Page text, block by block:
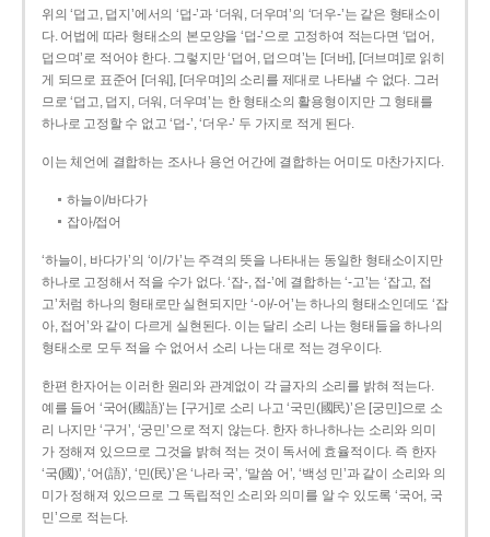
위의 ‘덥고, 덥지’에서의 ‘덥-­’과 ‘더워, 더우며’의 ‘더우-­’는 같은 형태소이
다. 어법에 따라 형태소의 본모양을 ‘덥-­’으로 고정하여 적는다면 ‘덥어,
덥으며’로 적어야 한다. 그렇지만 ‘덥어, 덥으며’는 [더버], [더브며]로 읽히
게 되므로 표준어 [더워], [더우며]의 소리를 제대로 나타낼 수 없다. 그러
므로 ‘덥고, 덥지, 더워, 더우며’는 한 형태소의 활용형이지만 그 형태를
하나로 고정할 수 없고 ‘덥-’, ‘더우-’ 두 가지로 적게 된다.
이는 체언에 결합하는 조사나 용언 어간에 결합하는 어미도 마찬가지다.
하늘이/바다가
잡아/접어
‘하늘이, 바다가’의 ‘이/가’는 주격의 뜻을 나타내는 동일한 형태소이지만
하나로 고정해서 적을 수가 없다. ‘잡-, 접-’에 결합하는 ‘-고’는 ‘잡고, 접
고’처럼 하나의 형태로만 실현되지만 ‘-아/-어’는 하나의 형태소인데도 ‘잡
아, 접어’와 같이 다르게 실현된다. 이는 달리 소리 나는 형태들을 하나의
형태소로 모두 적을 수 없어서 소리 나는 대로 적는 경우이다.
한편 한자어는 이러한 원리와 관계없이 각 글자의 소리를 밝혀 적는다.
예를 들어 ‘국어(國語)’는 [구거]로 소리 나고 ‘국민(國民)’은 [궁민]으로 소
리 나지만 ‘구거’, ‘궁민’으로 적지 않는다. 한자 하나하나는 소리와 의미
가 정해져 있으므로 그것을 밝혀 적는 것이 독서에 효율적이다. 즉 한자
‘국(國)’, ‘어(語)’, ‘민(民)’은 ‘나라 국’, ‘말씀 어’, ‘백성 민’과 같이 소리와 의
미가 정해져 있으므로 그 독립적인 소리와 의미를 알 수 있도록 ‘국어, 국
민’으로 적는다.